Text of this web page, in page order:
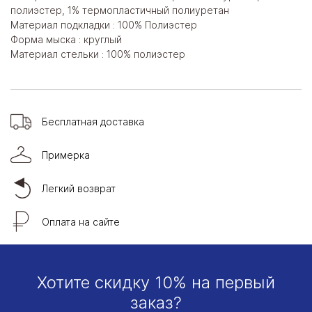
полиэстер, 1% термопластичный полиуретан
Материал подкладки : 100% Полиэстер
Форма мыска : круглый
Материал стельки : 100% полиэстер
Бесплатная доставка
Примерка
Легкий возврат
Оплата на сайте
Хотите скидку 10% на первый
заказ?